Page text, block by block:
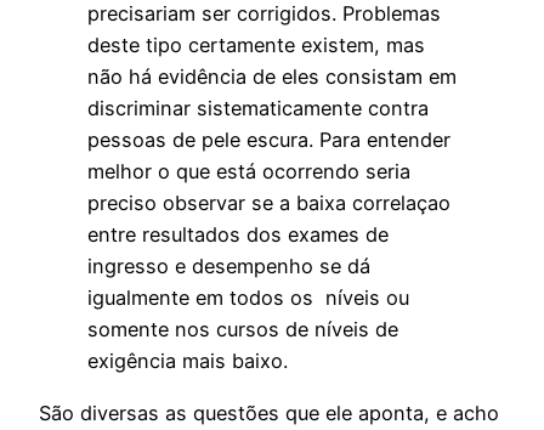
precisariam ser corrigidos. Problemas
deste tipo certamente existem, mas
não há evidência de eles consistam em
discriminar sistematicamente contra
pessoas de pele escura. Para entender
melhor o que está ocorrendo seria
preciso observar se a baixa correlaçao
entre resultados dos exames de
ingresso e desempenho se dá
igualmente em todos os níveis ou
somente nos cursos de níveis de
exigência mais baixo.
São diversas as questões que ele aponta, e acho